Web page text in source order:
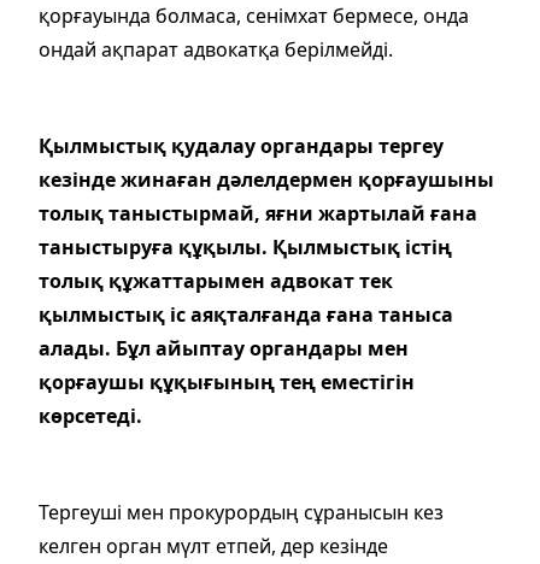
қорғауында болмаса, сенімхат бермесе, онда
ондай ақпарат адвокатқа берілмейді.
Қылмыстық қудалау органдары тергеу
кезінде жинаған дәлелдермен қорғаушыны
толық таныстырмай, яғни жартылай ғана
таныстыруға құқылы. Қылмыстық істің
толық құжаттарымен адвокат тек
қылмыстық іс аяқталғанда ғана таныса
алады. Бұл айыптау органдары мен
қорғаушы құқығының тең еместігін
көрсетеді.
Тергеуші мен прокурордың сұранысын кез
келген орган мүлт етпей, дер кезінде